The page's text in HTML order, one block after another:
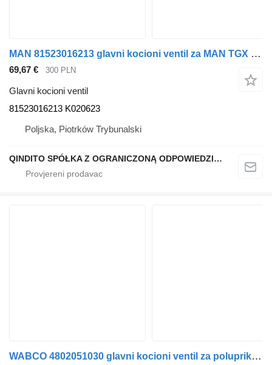
MAN 81523016213 glavni kocioni ventil za MAN TGX poluprikolica
69,67 € 300 PLN
Glavni kocioni ventil
81523016213 K020623
Poljska, Piotrków Trybunalski
QINDITO SPÓŁKA Z OGRANICZONĄ ODPOWIEDZIALNOŚCIĄ
WABCO 4802051030 glavni kocioni ventil za poluprikolica